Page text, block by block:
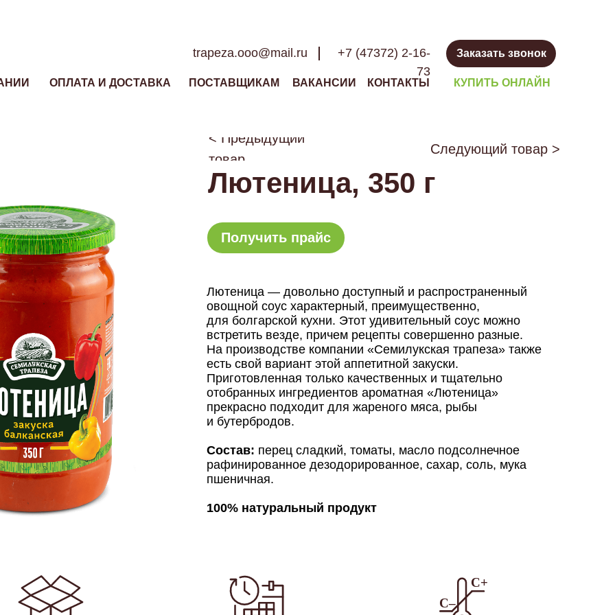
Заказать звонок
+7 (47372) 2-16-
73
ОПЛАТА И ДОСТАВКА ПОСТАВЩИКАМ ВАКАНСИИ КОНТАКТЫ
trapeza.ooo@mail.ru
КУПИТЬ ОНЛАЙН
Следующий товар >
Лютеница, 350 г
Получить прайс
< Предыдущий
товар
Лютеница — довольно доступный и распространенный
овощной соус характерный, преимущественно,
для болгарской кухни. Этот удивительный соус можно
встретить везде, причем рецепты совершенно разные.
На производстве компании «Семилукская трапеза» также
есть свой вариант этой аппетитной закуски.
Приготовленная только качественных и тщательно
отобранных ингредиентов ароматная «Лютеница»
прекрасно подходит для жареного мяса, рыбы
и бутербродов.
Состав: перец сладкий, томаты, масло подсолнечное
рафинированное дезодорированное, сахар, соль, мука
пшеничная.
100% натуральный продукт